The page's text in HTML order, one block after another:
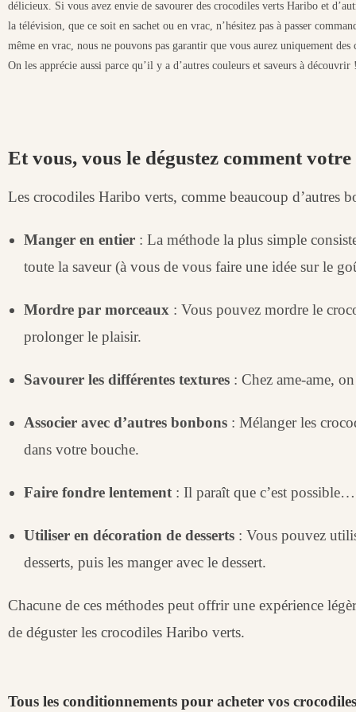
délicieux. Si vous avez envie de savourer des crocodiles verts Haribo et
la télévision, que ce soit en sachet ou en vrac, n’hésitez pas à passer
même en vrac, nous ne pouvons pas garantir que vous aurez uniquement
On les apprécie aussi parce qu’il y a d’autres couleurs et saveurs à découvrir
Et vous, vous le dégustez comment
Les crocodiles Haribo verts, comme beaucoup d’autres
Manger en entier : La méthode la plus simple
toute la saveur (à vous de vous faire une idée sur le
Mordre par morceaux : Vous pouvez mordre le
prolonger le plaisir.
Savourer les différentes textures : Chez ame-ame,
Associer avec d’autres bonbons : Mélanger les
dans votre bouche.
Faire fondre lentement : Il paraît que c’est possible…
Utiliser en décoration de desserts : Vous pouvez
desserts, puis les manger avec le dessert.
Chacune de ces méthodes peut offrir une expérience
de déguster les crocodiles Haribo verts.
Tous les conditionnements pour acheter vos